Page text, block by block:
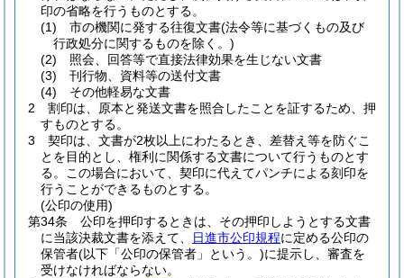
印の省略を行うものとする。
(1)
市の機関に発する往復文書(法令等に基づくもの及び
行政処分に関するものを除く。)
(2)
照会、回答等で直接法律効果を生じない文書
(3)
刊行物、資料等の送付文書
(4)
その他軽易な文書
2
割印は、原本と発送文書を照合したことを証するため、押
すものとする。
3
契印は、文書が2枚以上にわたるとき、差替え等を防ぐこ
とを目的とし、権利に関係する文書について行うものとす
る。
この場合において、契印に代えてパンチによる刻印を
行うことができるものとする。
(公印の使用)
第34条
公印を押印するときは、その押印しようとする文書
に当該決裁文書を添えて、
日進市公印規程に定める公印の
保管者(以下「公印の保管者」という。)に提示し、審査を
受けなければならない。